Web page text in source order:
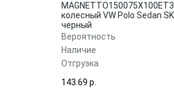
колесный VW Polo Sedan
черный
Вероятность
Наличие
Отгрузка
143.69 p.